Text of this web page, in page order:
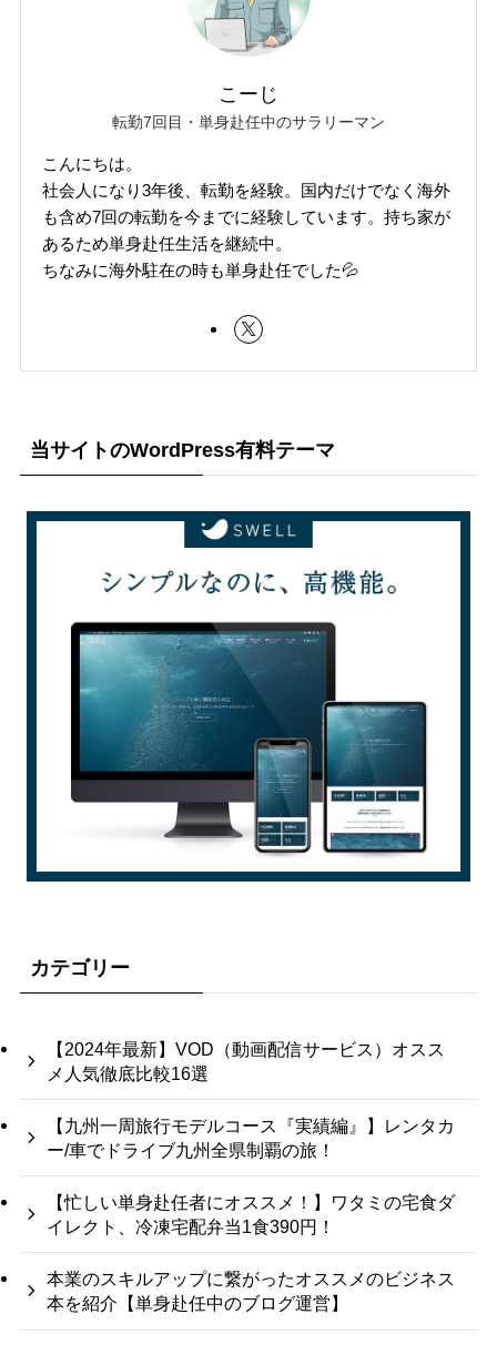
こーじ
転勤7回目・単身赴任中のサラリーマン
こんにちは。
社会人になり3年後、転勤を経験。国内だけでなく海外
も含め7回の転勤を今までに経験しています。持ち家が
あるため単身赴任生活を継続中。
ちなみに海外駐在の時も単身赴任でした💦
当サイトのWordPress有料テーマ
カテゴリー
【2024年最新】VOD（動画配信サービス）オスス
メ人気徹底比較16選
【九州一周旅行モデルコース『実績編』】レンタカ
ー/車でドライブ九州全県制覇の旅！
【忙しい単身赴任者にオススメ！】ワタミの宅食ダ
イレクト、冷凍宅配弁当1食390円！
本業のスキルアップに繋がったオススメのビジネス
本を紹介【単身赴任中のブログ運営】